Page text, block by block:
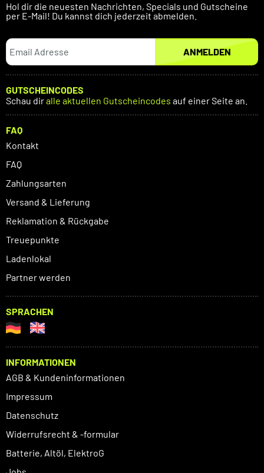
Hol dir die neuesten Nachrichten, Specials und Gutscheine
per E-Mail! Du kannst dich jederzeit abmelden.
ANMELDEN
GUTSCHEINCODES
Schau diralle aktuellen Gutscheincodes auf einer Seite an.
FAQ
Kontakt
FAQ
Zahlungsarten
Versand & Lieferung
Reklamation & Rückgabe
Treuepunkte
Ladenlokal
Partner werden
SPRACHEN
INFORMATIONEN
AGB & Kundeninformationen
Impressum
Datenschutz
Widerrufsrecht & -formular
Batterie, Altöl, ElektroG